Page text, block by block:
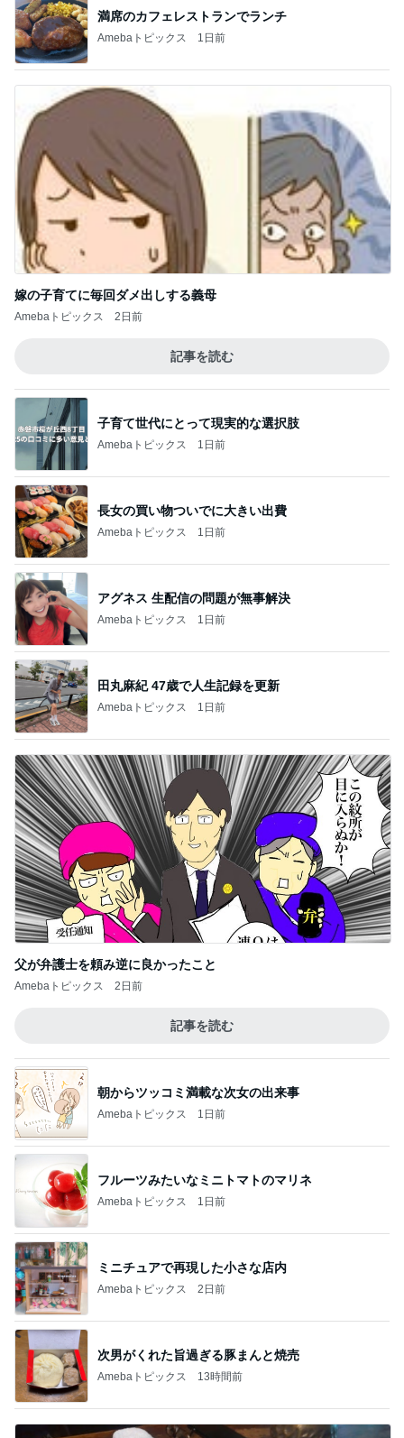
満席のカフェレストランでランチ
Amebaトピックス 1日前
嫁の子育てに毎回ダメ出しする義母
Amebaトピックス 2日前
記事を読む
子育て世代にとって現実的な選択肢
Amebaトピックス 1日前
長女の買い物ついでに大きい出費
Amebaトピックス 1日前
アグネス 生配信の問題が無事解決
Amebaトピックス 1日前
田丸麻紀 47歳で人生記録を更新
Amebaトピックス 1日前
父が弁護士を頼み逆に良かったこと
Amebaトピックス 2日前
記事を読む
朝からツッコミ満載な次女の出来事
Amebaトピックス 1日前
フルーツみたいなミニトマトのマリネ
Amebaトピックス 1日前
ミニチュアで再現した小さな店内
Amebaトピックス 2日前
次男がくれた旨過ぎる豚まんと焼売
Amebaトピックス 13時間前